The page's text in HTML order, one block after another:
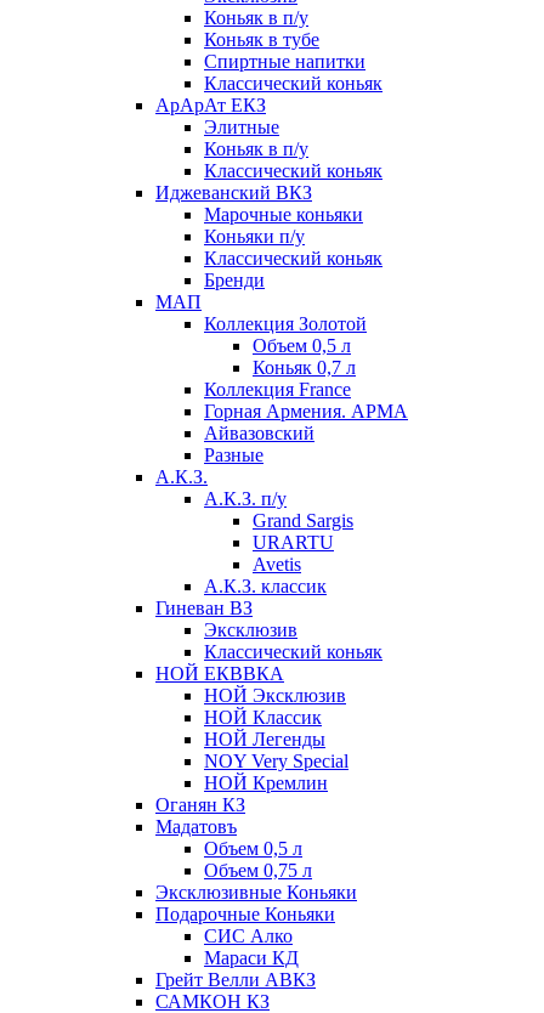
Коньяк в п/у
Коньяк в тубе
Спиртные напитки
Классический коньяк
АрАрАт ЕКЗ
Элитные
Коньяк в п/у
Классический коньяк
Иджеванский ВКЗ
Марочные коньяки
Коньяки п/у
Классический коньяк
Бренди
МАП
Коллекция Золотой
Объем 0,5 л
Коньяк 0,7 л
Коллекция France
Горная Армения. АРМА
Айвазовский
Разные
А.К.З.
А.К.З. п/у
Grand Sargis
URARTU
Avetis
А.К.З. классик
Гиневан ВЗ
Эксклюзив
Классический коньяк
НОЙ ЕКВВКА
НОЙ Эксклюзив
НОЙ Классик
НОЙ Легенды
NOY Very Speсial
НОЙ Кремлин
Оганян КЗ
Мадатовъ
Объем 0,5 л
Объем 0,75 л
Эксклюзивные Коньяки
Подарочные Коньяки
СИС Алко
Мараси КД
Грейт Велли АВКЗ
САМКОН КЗ